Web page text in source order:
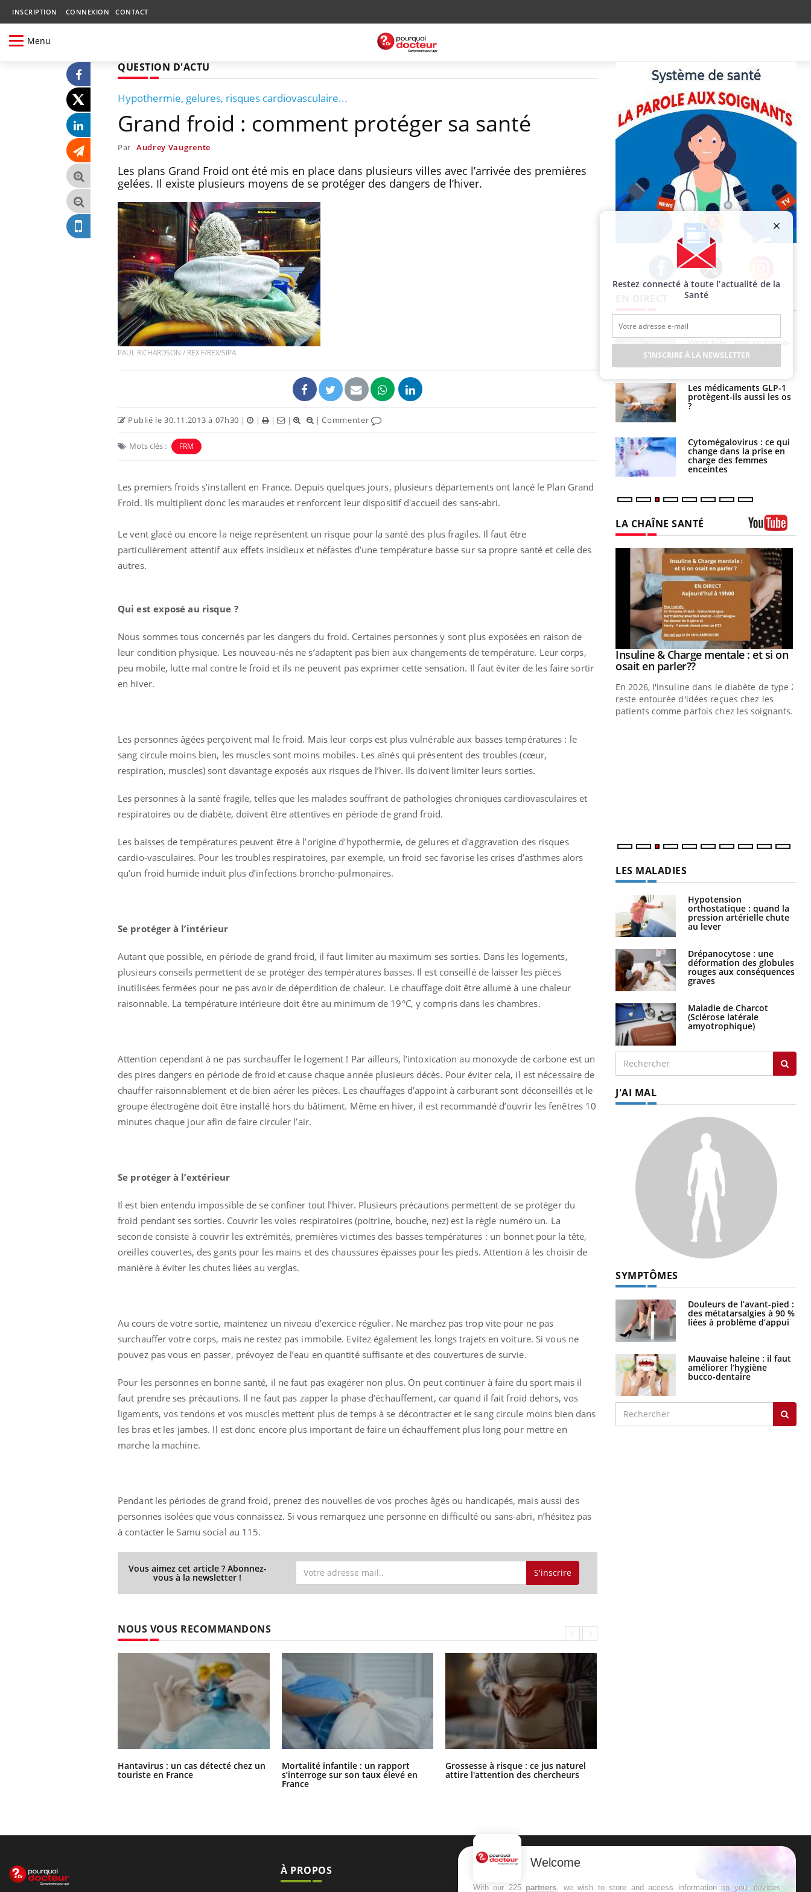
INSCRIPTION CONNEXION CONTACT
Menu
QUESTION D'ACTU
Hypothermie, gelures, risques cardiovasculaire...
Grand froid : comment protéger sa santé
Par Audrey Vaugrente
Les plans Grand Froid ont été mis en place dans plusieurs villes avec l’arrivée des premières
gelées. Il existe plusieurs moyens de se protéger des dangers de l’hiver.
PAUL RICHARDSON / REX F/REX/SIPA
Publié le 30.11.2013 à 07h30 | | | | |Commenter
Mots clés : FRM
Les premiers froids s’installent en France. Depuis quelques jours, plusieurs départements ont lancé le Plan Grand
Froid. Ils multiplient donc les maraudes et renforcent leur dispositif d'accueil des sans-abri.
Le vent glacé ou encore la neige représentent un risque pour la santé des plus fragiles. Il faut être
particulièrement attentif aux effets insidieux et néfastes d’une température basse sur sa propre santé et celle des
autres.
Qui est exposé au risque ?
Nous sommes tous concernés par les dangers du froid. Certaines personnes y sont plus exposées en raison de
leur condition physique. Les nouveau-nés ne s’adaptent pas bien aux changements de température. Leur corps,
peu mobile, lutte mal contre le froid et ils ne peuvent pas exprimer cette sensation. Il faut éviter de les faire sortir
en hiver.
Les personnes âgées perçoivent mal le froid. Mais leur corps est plus vulnérable aux basses températures : le
sang circule moins bien, les muscles sont moins mobiles. Les aînés qui présentent des troubles (cœur,
respiration, muscles) sont davantage exposés aux risques de l’hiver. Ils doivent limiter leurs sorties.
Les personnes à la santé fragile, telles que les malades souffrant de pathologies chroniques cardiovasculaires et
respiratoires ou de diabète, doivent être attentives en période de grand froid.
Les baisses de températures peuvent être à l’origine d'hypothermie, de gelures et d'aggravation des risques
cardio-vasculaires. Pour les troubles respiratoires, par exemple, un froid sec favorise les crises d’asthmes alors
qu’un froid humide induit plus d’infections broncho-pulmonaires.
Se protéger à l’intérieur
Autant que possible, en période de grand froid, il faut limiter au maximum ses sorties. Dans les logements,
plusieurs conseils permettent de se protéger des températures basses. Il est conseillé de laisser les pièces
inutilisées fermées pour ne pas avoir de déperdition de chaleur. Le chauffage doit être allumé à une chaleur
raisonnable. La température intérieure doit être au minimum de 19°C, y compris dans les chambres.
Attention cependant à ne pas surchauffer le logement ! Par ailleurs, l’intoxication au monoxyde de carbone est un
des pires dangers en période de froid et cause chaque année plusieurs décès. Pour éviter cela, il est nécessaire de
chauffer raisonnablement et de bien aérer les pièces. Les chauffages d’appoint à carburant sont déconseillés et le
groupe électrogène doit être installé hors du bâtiment. Même en hiver, il est recommandé d’ouvrir les fenêtres 10
minutes chaque jour afin de faire circuler l’air.
Se protéger à l’extérieur
Il est bien entendu impossible de se confiner tout l’hiver. Plusieurs précautions permettent de se protéger du
froid pendant ses sorties. Couvrir les voies respiratoires (poitrine, bouche, nez) est la règle numéro un. La
seconde consiste à couvrir les extrémités, premières victimes des basses températures : un bonnet pour la tête,
oreilles couvertes, des gants pour les mains et des chaussures épaisses pour les pieds. Attention à les choisir de
manière à éviter les chutes liées au verglas.
Au cours de votre sortie, maintenez un niveau d’exercice régulier. Ne marchez pas trop vite pour ne pas
surchauffer votre corps, mais ne restez pas immobile. Evitez également les longs trajets en voiture. Si vous ne
pouvez pas vous en passer, prévoyez de l’eau en quantité suffisante et des couvertures de survie.
Pour les personnes en bonne santé, il ne faut pas exagérer non plus. On peut continuer à faire du sport mais il
faut prendre ses précautions. Il ne faut pas zapper la phase d’échauffement, car quand il fait froid dehors, vos
ligaments, vos tendons et vos muscles mettent plus de temps à se décontracter et le sang circule moins bien dans
les bras et les jambes. Il est donc encore plus important de faire un échauffement plus long pour mettre en
marche la machine.
Pendant les périodes de grand froid, prenez des nouvelles de vos proches âgés ou handicapés, mais aussi des
personnes isolées que vous connaissez. Si vous remarquez une personne en difficulté ou sans-abri, n’hésitez pas
à contacter le Samu social au 115.
Vous aimez cet article ? Abonnez-
vous à la newsletter ! S'inscrire
NOUS VOUS RECOMMANDONS
Hantavirus : un cas détecté chez un
touriste en France
Mortalité infantile : un rapport
s’interroge sur son taux élevé en
France
Grossesse à risque : ce jus naturel
attire l'attention des chercheurs
Facebook Twitter Instagram
Mortalité infantile : un
rapport s’interroge sur
West Nile : que se passe-
t-il dans le sud de la
France ?
Les médicaments GLP-1
protègent-ils aussi les os
?
Cytomégalovirus : ce qui
change dans la prise en
charge des femmes
enceintes
LA CHAÎNE SANTÉ
Youtube
Eczéma Chronique des Mains :
expliquer ma maladie Youtube
Youtube
Carence en fer : comprendre pour
prévenir Youtube
Youtube
Insuline & Charge mentale : et si on
osait en parler??Youtube
En 2026, l'insuline dans le diabète de type 2
reste entourée d'idées reçues chez les
patients comme parfois chez les soignants.
LES MALADIES
Hypotension
orthostatique : quand la
pression artérielle chute
au lever
Drépanocytose : une
déformation des globules
rouges aux conséquences
graves
Maladie de Charcot
(Sclérose latérale
amyotrophique)
J'AI MAL
SYMPTÔMES
Douleurs de l’avant-pied :
des métatarsalgies à 90 %
liées à problème d’appui
Mauvaise haleine : il faut
améliorer l’hygiène
bucco-dentaire
Restez connecté à toute l’actualité de la
Santé
S'INSCRIRE À LA NEWSLETTER
À PROPOS NEWSLETTER
Welcome
With our 225 partners, we wish to store and access information on your devices